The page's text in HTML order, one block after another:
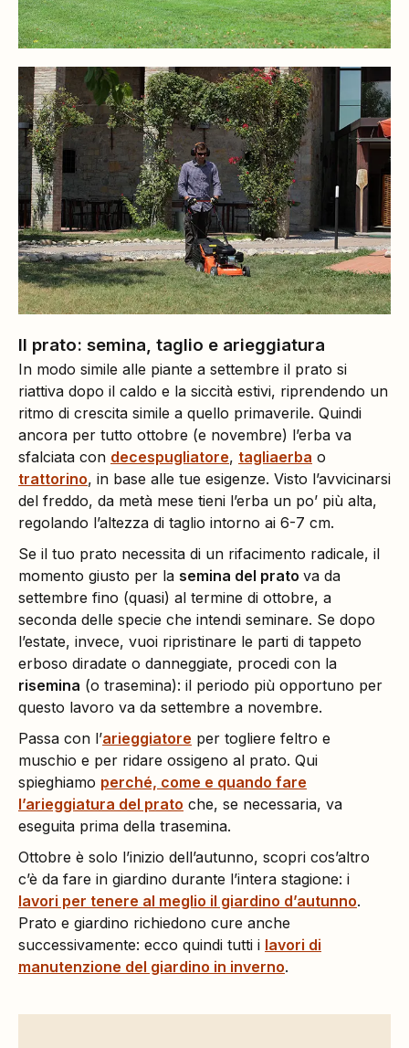
Il prato: semina, taglio e arieggiatura
In modo simile alle piante a settembre il prato si
riattiva dopo il caldo e la siccità estivi, riprendendo un
ritmo di crescita simile a quello primaverile. Quindi
ancora per tutto ottobre (e novembre) l’erba va
sfalciata con decespugliatore, tagliaerba o
trattorino, in base alle tue esigenze. Visto l’avvicinarsi
del freddo, da metà mese tieni l’erba un po’ più alta,
regolando l’altezza di taglio intorno ai 6-7 cm.
Se il tuo prato necessita di un rifacimento radicale, il
momento giusto per la semina del prato va da
settembre fino (quasi) al termine di ottobre, a
seconda delle specie che intendi seminare. Se dopo
l’estate, invece, vuoi ripristinare le parti di tappeto
erboso diradate o danneggiate, procedi con la
risemina (o trasemina): il periodo più opportuno per
questo lavoro va da settembre a novembre.
Passa con l’arieggiatore per togliere feltro e
muschio e per ridare ossigeno al prato. Qui
spieghiamo perché, come e quando fare
l’arieggiatura del prato che, se necessaria, va
eseguita prima della trasemina.
Ottobre è solo l’inizio dell’autunno, scopri cos’altro
c’è da fare in giardino durante l’intera stagione: i
lavori per tenere al meglio il giardino d’autunno.
Prato e giardino richiedono cure anche
successivamente: ecco quindi tutti i lavori di
manutenzione del giardino in inverno.